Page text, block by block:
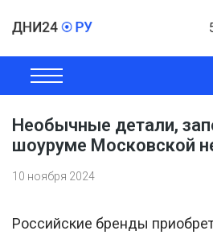
ОБЩЕСТВО
Необычные детали,
шоуруме Московской
10 ноября 2024
Российские бренды